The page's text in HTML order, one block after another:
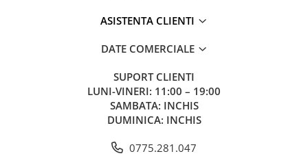
Incaltaminte drumetie
ASISTENTA CLIENTI
DATE COMERCIALE
SUPORT CLIENTI
LUNI-VINERI: 11:00 – 19:00
SAMBATA: INCHIS
DUMINICA: INCHIS
0775.281.047